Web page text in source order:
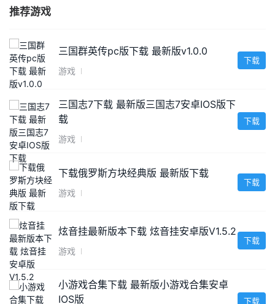
推荐游戏
三国群英传pc版下载 最新版v1.0.0
游戏
下载
三国志7下载 最新版三国志7安卓IOS版下
载
游戏
下载
下载俄罗斯方块经典版 最新版下载
游戏
下载
炫音挂最新版本下载 炫音挂安卓版V1.5.2
游戏
下载
小游戏合集下载 最新版小游戏合集安卓
IOS版
下载